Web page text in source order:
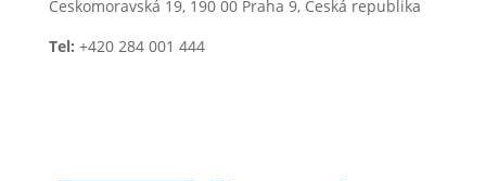
Českomoravská 19, 190 00 Praha 9, Česká republika
Tel: +420 284 001 444